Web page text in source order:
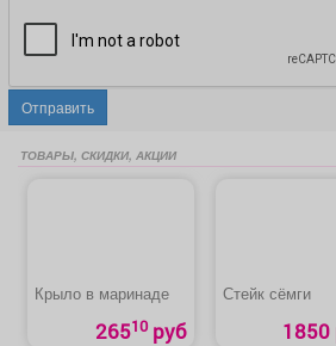
Отправить
ТОВАРЫ, СКИДКИ, АКЦИИ
Крыло в маринаде
26510 руб
Стейк сёмги
1850